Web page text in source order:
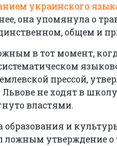
украинского
она упомянула о
общем и
в тот момент,
прессой,
не ходят в
властями.
и
утверждение о